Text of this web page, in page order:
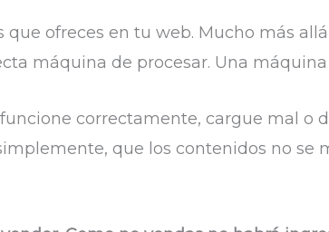
ofreces en tu web. Mucho más
máquina de procesar. Una
correctamente, cargue mal o
que los contenidos no se